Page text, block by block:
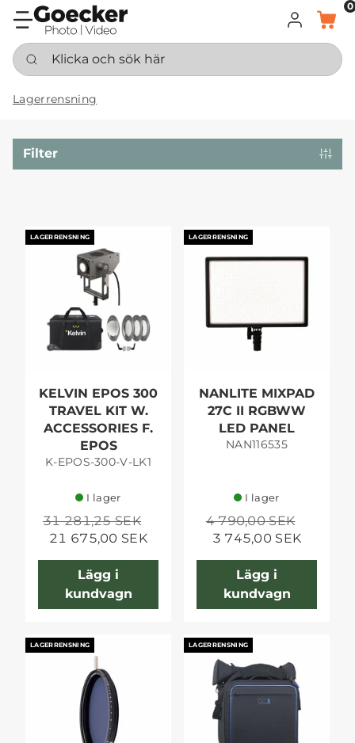
LOGGA IN
KORG
0
Klicka och sök här
Lagerrensning
Filter
LAGERRENSNING
KELVIN EPOS 300
TRAVEL KIT W.
ACCESSORIES F.
EPOS
K-EPOS-300-V-LK1
I lager
31 281,25 SEK
21 675,00 SEK
Lägg i
kundvagn
LAGERRENSNING
NANLITE MIXPAD
27C II RGBWW
LED PANEL
NAN116535
I lager
4 790,00 SEK
3 745,00 SEK
Lägg i
kundvagn
LAGERRENSNING LAGERRENSNING